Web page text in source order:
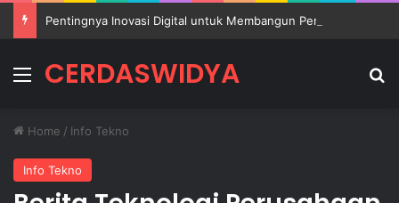
MenuCERDASWIDYA
Home / Info Tekno
Info Tekno